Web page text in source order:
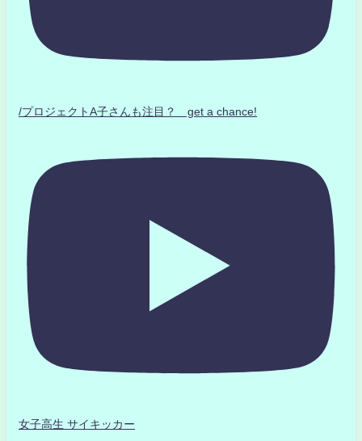
/プロジェクトA子さんも注目？ get a chance!
女子高生 サイキッカー